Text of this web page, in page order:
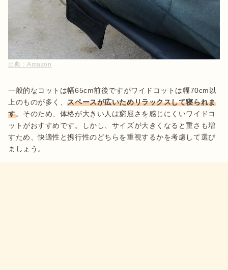
出典：Amazon
一般的なコットは幅65cm前後ですがワイドコットは幅70cm以
上のものが多く、スペースが広いためリラックスして寝られま
す。そのため、体格が大きい人は窮屈さを感じにくいワイドコ
ットがおすすめです。しかし、サイズが大きくなると重さも増
すため、快適性と携行性のどちらを重視するかを考慮して選び
ましょう。